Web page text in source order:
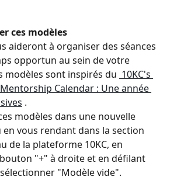
ces modèles
aideront à organiser des séances
opportun au sein de votre
modèles sont inspirés du 10KC's
Calendar : Une année
.
modèles dans une nouvelle
vous rendant dans la section
de la plateforme 10KC, en
"+" à droite et en défilant
"Modèle vide".